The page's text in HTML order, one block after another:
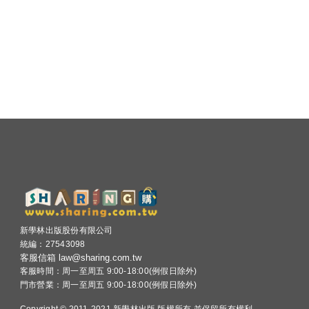
新學林出版股份有限公司
統編：27543098
客服信箱 law@sharing.com.tw
客服時間：周一至周五 9:00-18:00(例假日除外)
門市營業：周一至周五 9:00-18:00(例假日除外)